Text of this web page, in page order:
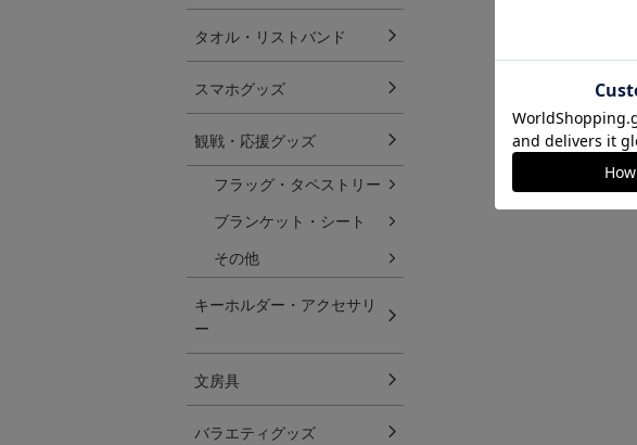
タオル・リストバンド
スマホグッズ
観戦・応援グッズ
フラッグ・タペストリー
ブランケット・シート
その他
キーホルダー・アクセサリ
ー
文房具
バラエティグッズ